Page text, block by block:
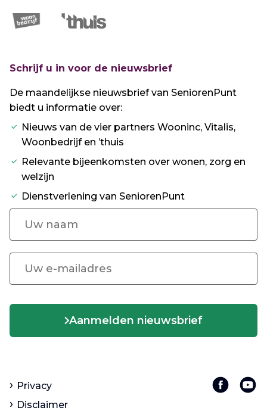
Schrijf u in voor de nieuwsbrief
De maandelijkse nieuwsbrief van SeniorenPunt
biedt u informatie over:
Nieuws van de vier partners Wooninc, Vitalis,
Woonbedrijf en ’thuis
Relevante bijeenkomsten over wonen, zorg en
welzijn
Dienstverlening van SeniorenPunt
Aanmelden nieuwsbrief
Privacy
Disclaimer